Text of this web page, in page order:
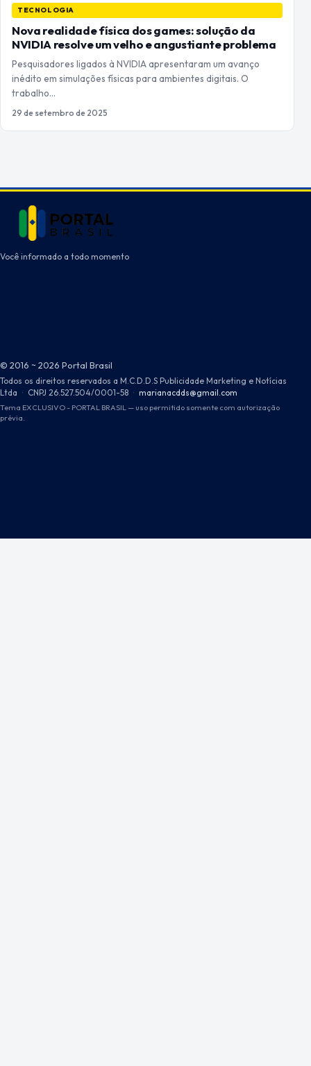
TECNOLOGIA
Nova realidade física dos games: solução da
NVIDIA resolve um velho e angustiante problema
Pesquisadores ligados à NVIDIA apresentaram um avanço
inédito em simulações físicas para ambientes digitais. O
trabalho…
29 de setembro de 2025
Você informado a todo momento
© 2016 ~ 2026 Portal Brasil
Todos os direitos reservados a M.C.D.D.S Publicidade Marketing e Notícias
Ltda · CNPJ 26.527.504/0001-58 · marianacdds@gmail.com
Tema EXCLUSIVO - PORTAL BRASIL — uso permitido somente com autorização
prévia.